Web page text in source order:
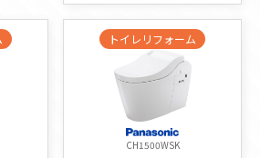
トイレリフォーム
CH1500WSK